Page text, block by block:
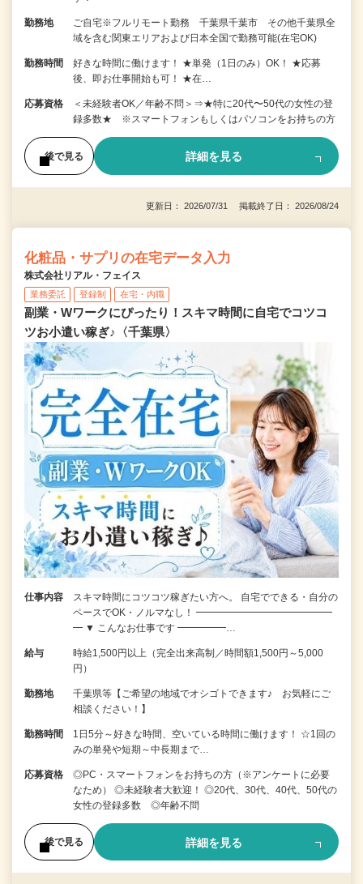
勤務地
ご自宅※フルリモート勤務 千葉県千葉市 その他千葉県全
域を含む関東エリアおよび日本全国で勤務可能(在宅OK)
勤務時間
好きな時間に働けます！ ★単発（1日のみ）OK！ ★応募
後、即お仕事開始も可！ ★在…
応募資格
＜未経験者OK／年齢不問＞⇒★特に20代〜50代の女性の登
録多数★ ※スマートフォンもしくはパソコンをお持ちの方
後で見る 詳細を見る
更新日： 2026/07/31 掲載終了日： 2026/08/24
化粧品・サプリの在宅データ入力
株式会社リアル・フェイス
業務委託 登録制 在宅・内職
副業・Wワークにぴったり！スキマ時間に自宅でコツコ
ツお小遣い稼ぎ♪〈千葉県〉
仕事内容
スキマ時間にコツコツ稼ぎたい方へ。 自宅でできる・自分の
ペースでOK・ノルマなし！ ━━━━━━━━━━━━━━
━ ▼ こんなお仕事です ━━━━━…
給与
時給1,500円以上（完全出来高制／時間額1,500円～5,000
円）
勤務地
千葉県等【ご希望の地域でオシゴトできます♪ お気軽にご
相談ください！】
勤務時間
1日5分～好きな時間、空いている時間に働けます！ ☆1回の
みの単発や短期～中長期まで…
応募資格
◎PC・スマートフォンをお持ちの方（※アンケートに必要
なため） ◎未経験者大歓迎！ ◎20代、30代、40代、50代の
女性の登録多数 ◎年齢不問
後で見る 詳細を見る